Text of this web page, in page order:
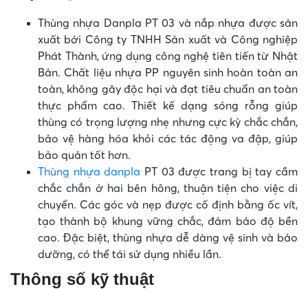
Thùng nhựa Danpla PT 03 và nắp nhựa được sản
xuất bởi Công ty TNHH Sản xuất và Công nghiệp
Phát Thành, ứng dụng công nghệ tiên tiến từ Nhật
Bản. Chất liệu nhựa PP nguyên sinh hoàn toàn an
toàn, không gây độc hại và đạt tiêu chuẩn an toàn
thực phẩm cao. Thiết kế dạng sóng rỗng giúp
thùng có trọng lượng nhẹ nhưng cực kỳ chắc chắn,
bảo vệ hàng hóa khỏi các tác động va đập, giúp
bảo quản tốt hơn.
Thùng nhựa danpla PT 03 được trang bị tay cầm
chắc chắn ở hai bên hông, thuận tiện cho việc di
chuyển. Các góc và nẹp được cố định bằng ốc vít,
tạo thành bộ khung vững chắc, đảm bảo độ bền
cao. Đặc biệt, thùng nhựa dễ dàng vệ sinh và bảo
dưỡng, có thể tái sử dụng nhiều lần.
Thông số kỹ thuật